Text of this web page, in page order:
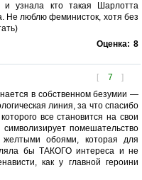
и узнала кто такая Шарлотта
Не люблю феминисток, хотя без
Оценка: 8
[ 7 ]
в собственном безумии —
линия, за что спасибо
все становится на свои
помешательство
обоями, которая для
бы ТАКОГО интереса и не
как у главной героини